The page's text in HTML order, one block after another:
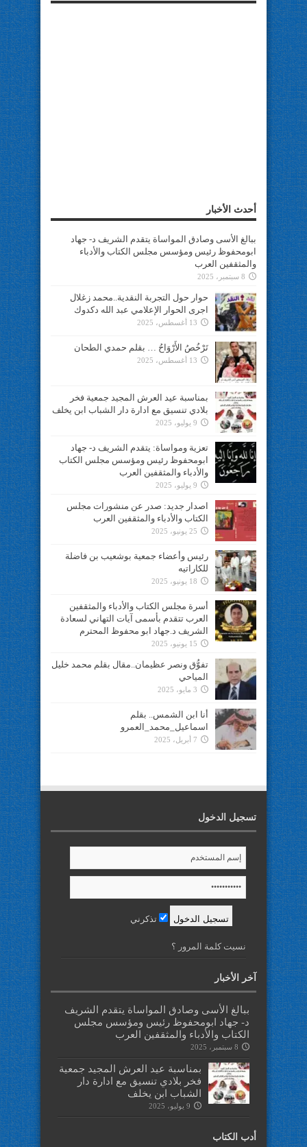
أحدث الأخبار
ببالغ الأسى وصادق المواساة يتقدم الشريف د- جهاد
ابومحفوظ رئيس ومؤسس مجلس الكتاب والأدباء
والمثقفين العرب
8 سبتمبر، 2025
حوار حول التجربة النقدية..محمد زغلال
اجرى الحوار الإعلامي عبد الله دكدوك
13 أغسطس، 2025
تَرْخُصُ الأَرْوَاحُ … بقلم حمدي الطحان
13 أغسطس، 2025
بمناسبة عيد العرش المجيد جمعية فخر
بلادي تنسيق مع ادارة دار الشباب ابن يخلف
9 يوليو، 2025
تعزية ومواساة: يتقدم الشريف د- جهاد
ابومحفوظ رئيس ومؤسس مجلس الكتاب
والأدباء والمثقفين العرب
9 يوليو، 2025
اصدار جديد: صدر عن منشورات مجلس
الكتاب والأدباء والمثقفين العرب
25 يونيو، 2025
رئيس وأعضاء جمعية بوشعيب بن فاضلة
للكاراتيه
18 يونيو، 2025
أسرة مجلس الكتاب والأدباء والمثقفين
العرب تتقدم بأسمى آيات التهاني لسعادة
الشريف د.جهاد ابو محفوظ المحترم
15 يونيو، 2025
تفوُّق ونصر عظيمان..مقال بقلم محمد خليل
المياحي
3 مايو، 2025
أنا ابن الشمس.. بقلم
اسماعيل_محمد_العمرو
7 أبريل، 2025
تسجيل الدخول
تذكرني
نسيت كلمة المرور ؟
آخر الأخبار
ببالغ الأسى وصادق المواساة يتقدم الشريف
د- جهاد ابومحفوظ رئيس ومؤسس مجلس
الكتاب والأدباء والمثقفين العرب
8 سبتمبر، 2025
بمناسبة عيد العرش المجيد جمعية
فخر بلادي تنسيق مع ادارة دار
الشباب ابن يخلف
9 يوليو، 2025
أدب الكتاب